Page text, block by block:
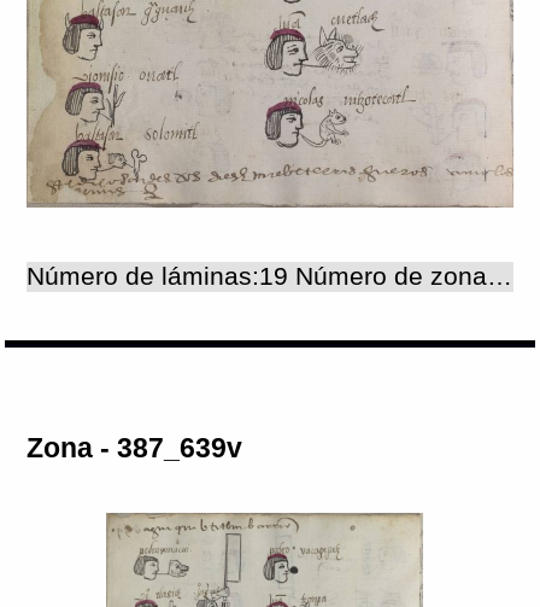
Número de láminas:19 Número de zonas:19
Zona - 387_639v